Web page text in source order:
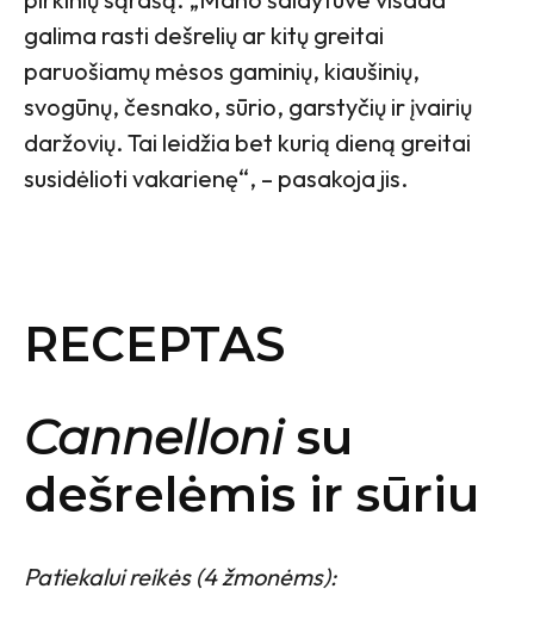
galima rasti dešrelių ar kitų greitai
paruošiamų mėsos gaminių, kiaušinių,
svogūnų, česnako, sūrio, garstyčių ir įvairių
daržovių. Tai leidžia bet kurią dieną greitai
susidėlioti vakarienę“, – pasakoja jis.
RECEPTAS
Cannellonisu
dešrelėmis ir sūriu
Patiekalui reikės (4 žmonėms):